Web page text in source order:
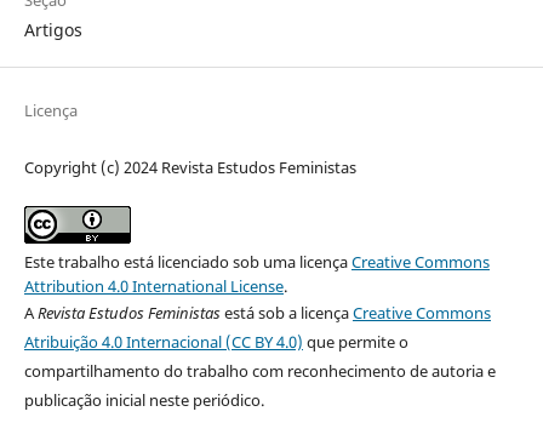
Artigos
Licença
Copyright (c) 2024 Revista Estudos Feministas
Este trabalho está licenciado sob uma licençaCreative Commons
Attribution 4.0 International License.
ARevista Estudos Feministasestá sob a licençaCreative Commons
Atribuição 4.0 Internacional (CC BY 4.0) que permite o
compartilhamento do trabalho com reconhecimento de autoria e
publicação inicial neste periódico.